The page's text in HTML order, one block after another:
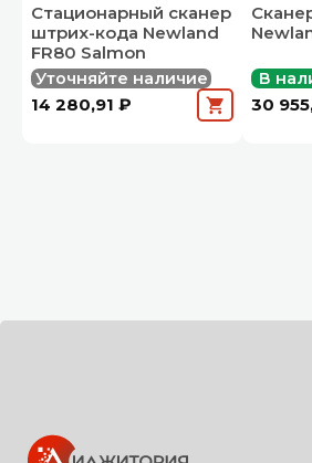
Стационарный сканер
штрих-кода Newland
FR80 Salmon
Уточняйте наличие
14 280,91 ₽
В
30